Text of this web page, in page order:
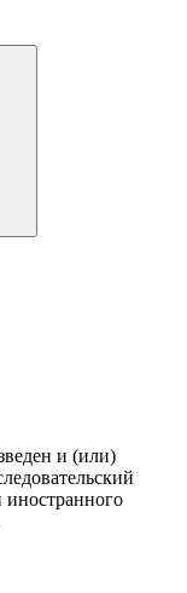
и (или)
иностранного